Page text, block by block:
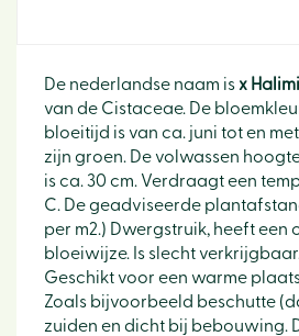
De nederlandse naam is x
van de Cistaceae. De
bloeitijd is van ca. juni tot en
zijn groen. De volwassen
is ca. 30 cm. Verdraagt een
C. De geadviseerde
per m2.) Dwergstruik, heeft een
bloeiwijze. Is slecht verkrijgbaar.
Geschikt voor een warme
Zoals bijvoorbeeld beschutte
zuiden en dicht bij bebouwing.